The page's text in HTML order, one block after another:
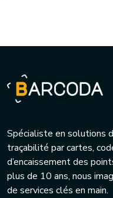
Spécialiste en solutions
traçabilité par cartes,
d’encaissement des
plus de 10 ans, nous
de services clés en main.